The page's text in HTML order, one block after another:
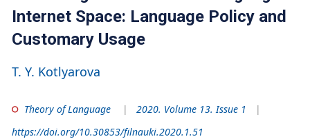
Internet Space: Language Policy and
Customary Usage
T. Y. Kotlyarova
Theory of Language
2020. Volume 13. Issue 1
https://doi.org/10.30853/filnauki.2020.1.51